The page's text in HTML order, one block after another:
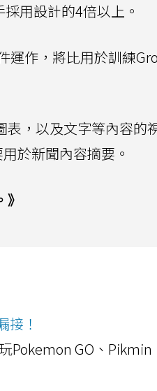
用設計的4倍以上。
運作，將比用於訓練
表，以及文字等內容的
用於新聞內容摘要。
接！
Pokemon GO、Pikmin